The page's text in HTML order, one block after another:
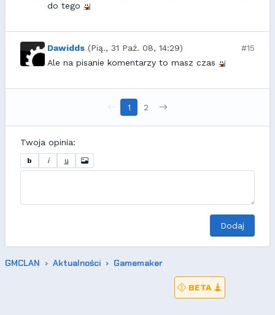
do tego
Dawidds (Pią., 31 Paź. 08, 14:29)
#15
Ale na pisanie komentarzy to masz czas
1 2
Twoja opinia:
b i u
Dodaj
GMCLAN Aktualności Gamemaker
BETA